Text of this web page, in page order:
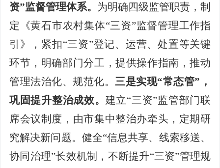
资”监督管理体系。 为明确四级监管职责，制
定《黄石市农村集体“三资”监督管理工作指
引》，紧扣“三资”登记、运营、处置等关键
环节，明确部门分工，提供操作指南，推动
管理法治化、规范化。三是实现“常态管”，
巩固提升整治成效。 建立“三资”监管部门联
席会议制度，由市集中整治办牵头，定期研
究解决新问题。 健全“信息共享、线索移送、
协同治理”长效机制 ， 不断提升“三资”管理规